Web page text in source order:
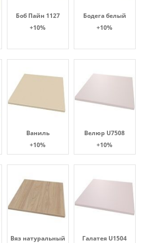
Боб Пайн 1127
+10%
Бодега белый
+10%
Ваниль
+10%
Велюр U7508
+10%
Вяз натуральный
Галатея U1504